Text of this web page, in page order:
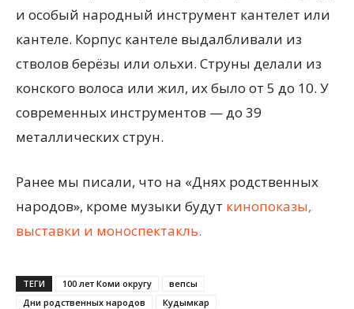
и особый народный инструмент кантелет или
кантеле. Корпус кантеле выдалбливали из
стволов берёзы или ольхи. Струны делали из
конского волоса или жил, их было от 5 до 10. У
современных инструментов — до 39
металлических струн.
Ранее мы писали, что на «Днях родственных
народов», кроме музыки будут кинопоказы,
выставки и моноспектакль.
ТЕГИ 100 лет Коми округу
вепсы
Дни родственных народов
Кудымкар